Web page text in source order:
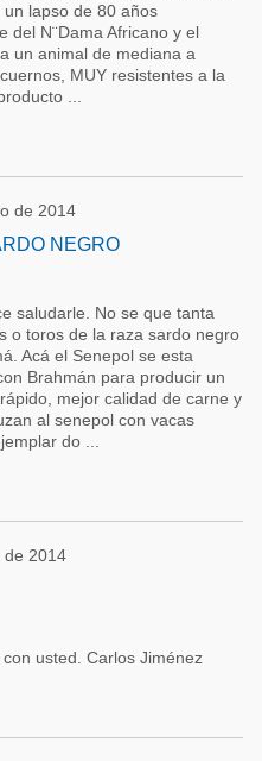
lapso de 80 años
del N¨Dama Africano y el
un animal de mediana a
MUY resistentes a la
...
de 2014
NEGRO
saludarle. No se que tanta
o toros de la raza sardo negro
Acá el Senepol se esta
Brahmán para producir un
mejor calidad de carne y
al senepol con vacas
do ...
de 2014
usted. Carlos Jiménez